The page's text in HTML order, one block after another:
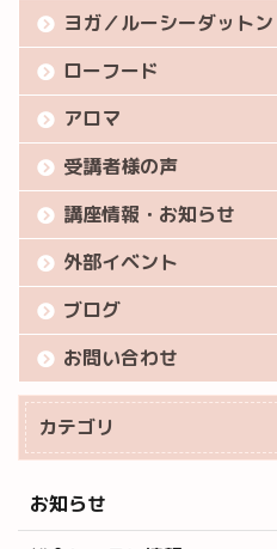
ヨガ／ルーシーダットン
ローフード
アロマ
受講者様の声
講座情報・お知らせ
外部イベント
ブログ
お問い合わせ
カテゴリ
お知らせ